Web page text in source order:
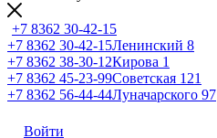
+7 8362 30-42-15
+7 8362 30-42-15Ленинский 8
+7 8362 38-30-12Кирова 1
+7 8362 45-23-99Советская 121
+7 8362 56-44-44Луначарского 97
Войти